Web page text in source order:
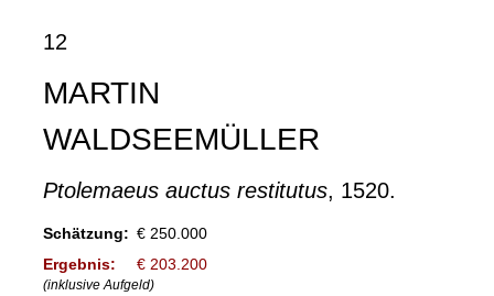
12
MARTIN
WALDSEEMÜLLER
Ptolemaeus auctus restitutus, 1520.
Schätzung: € 250.000
Ergebnis:
€ 203.200
(inklusive Aufgeld)